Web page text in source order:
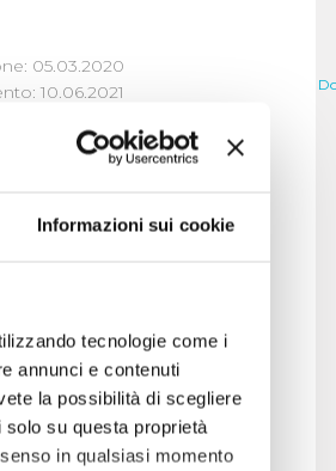
Informazioni sui cookie
tecnologie come i
annunci e contenuti
la possibilità di scegliere
su questa proprietà
in qualsiasi momento
05.03.2020
10.06.2021
DI OIV
(visualizza